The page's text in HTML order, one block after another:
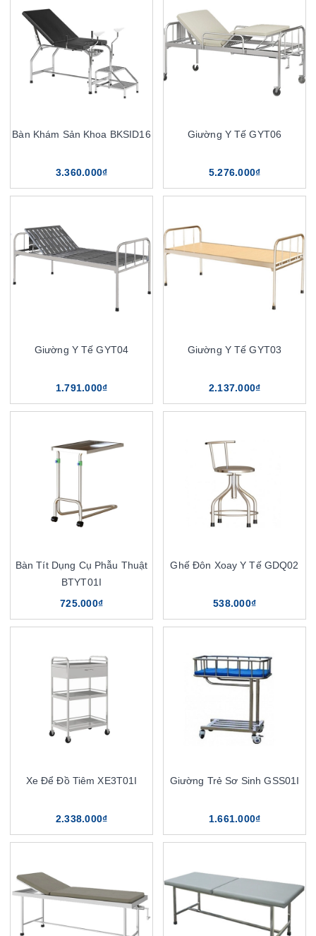
Bàn Khám Sản Khoa BKSID16
3.360.000₫
Giường Y Tế GYT06
5.276.000₫
Giường Y Tế GYT04
1.791.000₫
Giường Y Tế GYT03
2.137.000₫
Bàn Tít Dụng Cụ Phẫu Thuật
BTYT01I
725.000₫
Ghế Đôn Xoay Y Tế GDQ02
538.000₫
Xe Để Đồ Tiêm XE3T01I
2.338.000₫
Giường Trẻ Sơ Sinh GSS01I
1.661.000₫